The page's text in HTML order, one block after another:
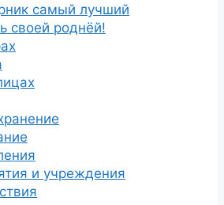
самый лучший
своей роднёй!
и учреждения